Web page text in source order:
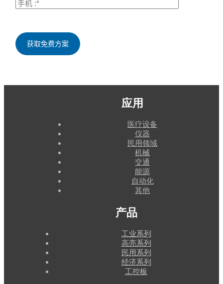
应用
医疗设备
仪器
民用领域
机械
交通
能源
自动化
其他
产品
工业系列
高亮系列
民用系列
经济系列
工控板